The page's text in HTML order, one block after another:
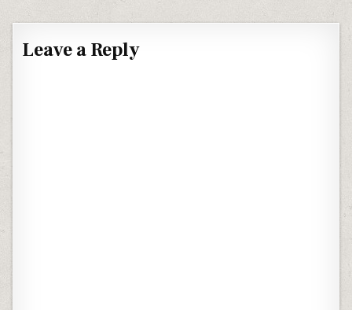
Leave a Reply